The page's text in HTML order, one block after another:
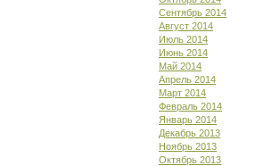
Сентябрь 2014
Август 2014
Июль 2014
Июнь 2014
Май 2014
Апрель 2014
Март 2014
Февраль 2014
Январь 2014
Декабрь 2013
Ноябрь 2013
Октябрь 2013